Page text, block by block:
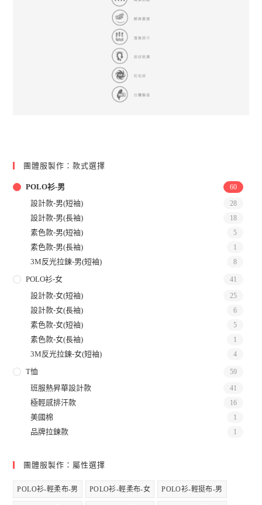
團體服製作：款式選擇
POLO衫-男 60
設計款-男(短袖) 28
設計款-男(長袖) 18
素色款-男(短袖) 5
素色款-男(長袖) 1
3M反光拉鍊-男(短袖) 8
POLO衫-女 41
設計款-女(短袖) 25
設計款-女(長袖) 6
素色款-女(短袖) 5
素色款-女(長袖) 1
3M反光拉鍊-女(短袖) 4
T恤 59
班服熱昇華設計款 41
極輕感排汗款 16
美國棉 1
品牌拉鍊款 1
團體服製作：屬性選擇
POLO衫-輕柔布-男 POLO衫-輕柔布-女 POLO衫-輕挺布-男